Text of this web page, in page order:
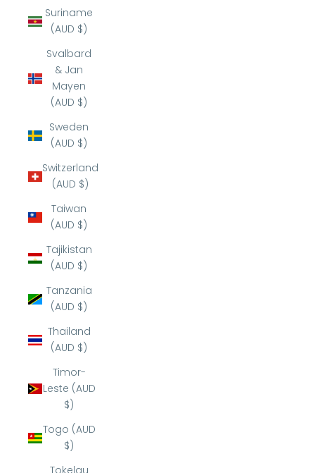
Suriname
(AUD $)
Svalbard
& Jan
Mayen
(AUD $)
Sweden
(AUD $)
Switzerland
(AUD $)
Taiwan
(AUD $)
Tajikistan
(AUD $)
Tanzania
(AUD $)
Thailand
(AUD $)
Timor-
Leste (AUD
$)
Togo (AUD
$)
Tokelau